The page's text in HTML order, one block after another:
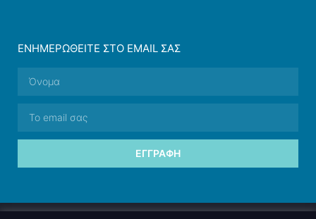
ΕΝΗΜΕΡΩΘΕΊΤΕ ΣΤΟ EMAIL ΣΑΣ
ΕΓΓΡΑΦΉ